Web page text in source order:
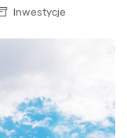
Inwestycje